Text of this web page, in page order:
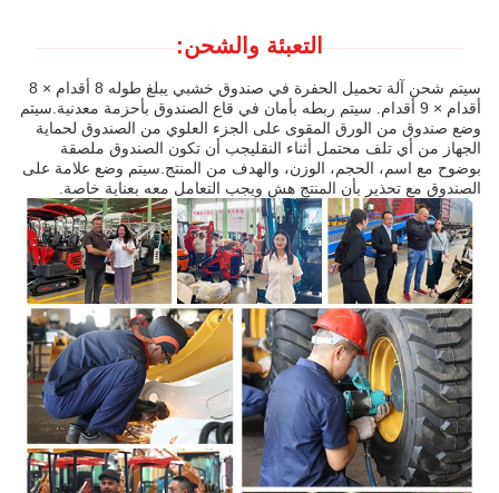
التعبئة والشحن:
سيتم شحن آلة تحميل الحفرة في صندوق خشبي يبلغ طوله 8 أقدام × 8
أقدام × 9 أقدام. سيتم ربطه بأمان في قاع الصندوق بأحزمة معدنية.سيتم
وضع صندوق من الورق المقوى على الجزء العلوي من الصندوق لحماية
الجهاز من أي تلف محتمل أثناء النقليجب أن تكون الصندوق ملصقة
بوضوح مع اسم، الحجم، الوزن، والهدف من المنتج.سيتم وضع علامة على
الصندوق مع تحذير بأن المنتج هش ويجب التعامل معه بعناية خاصة.